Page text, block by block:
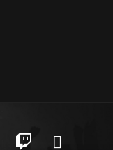
Twitch